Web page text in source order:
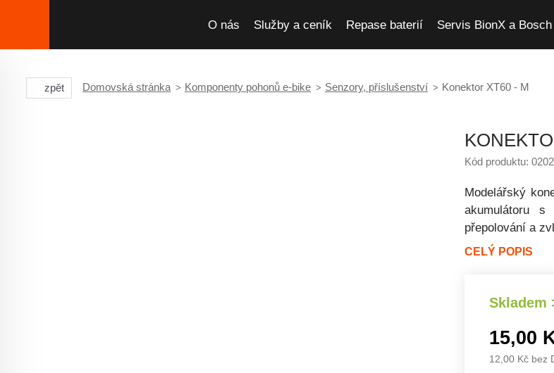
O nás Služby a ceník Repase baterií Servis BionX a Bosch
zpět Domovská stránka Komponenty pohonů e-bike Senzory, příslušenství Konektor XT60 - M
Kód produktu:
Modelářský
akumulátoru
přepolování a
CELÝ POPIS
15,00
12,00 Kč bez